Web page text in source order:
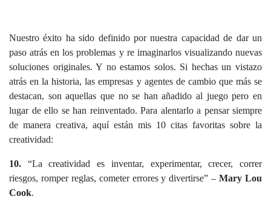
Nuestro éxito ha sido definido por nuestra capacidad de dar un
paso atrás en los problemas y re imaginarlos visualizando nuevas
soluciones originales. Y no estamos solos. Si hechas un vistazo
atrás en la historia, las empresas y agentes de cambio que más se
destacan, son aquellas que no se han añadido al juego pero en
lugar de ello se han reinventado. Para alentarlo a pensar siempre
de manera creativa, aquí están mis 10 citas favoritas sobre la
creatividad:
10. “La creatividad es inventar, experimentar, crecer, correr
riesgos, romper reglas, cometer errores y divertirse” –Mary Lou
Cook.